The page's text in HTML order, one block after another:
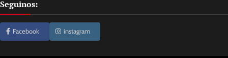
Seguinos:
Facebook instagram